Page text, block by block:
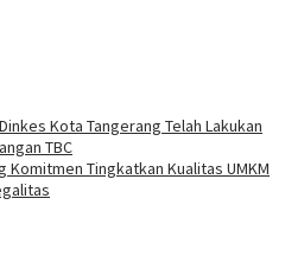
Kota Tangerang Telah Lakukan
TBC
Komitmen Tingkatkan Kualitas UMKM